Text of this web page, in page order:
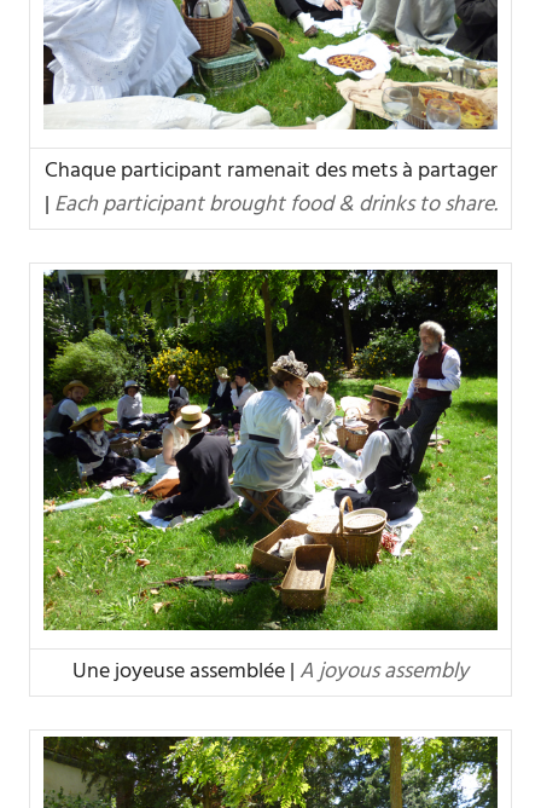
Chaque participant ramenait des mets à partager
| Each participant brought food & drinks to share.
Une joyeuse assemblée | A joyous assembly